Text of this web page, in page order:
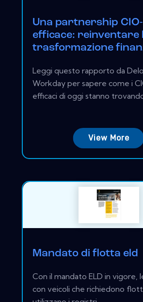
Una partnership
efficace: reinventare
trasformazione
Leggi questo rapporto da
Workday per sapere come i
efficaci di oggi stanno
View More
Mandato di flotta eld
Con il mandato ELD in vigore,
con veicoli che richiedono